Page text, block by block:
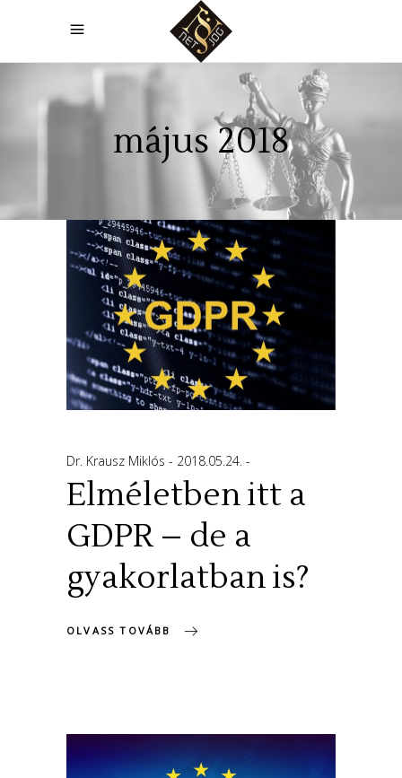
május 2018
Dr. Krausz Miklós 2018.05.24.
Elméletben itt a
GDPR – de a
gyakorlatban is?
OLVASS TOVÁBB